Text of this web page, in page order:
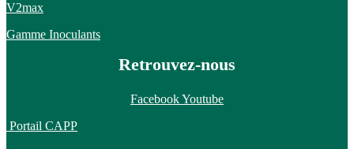
V2max
Gamme Inoculants
Retrouvez-nous
FacebookYoutube
Portail CAPP